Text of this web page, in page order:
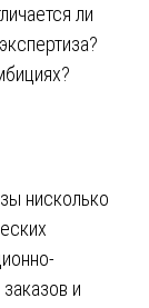
ли
нисколько
и